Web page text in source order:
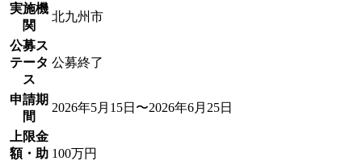
実施機
関
北九州市
公募ス
テータ
ス
公募終了
申請期
間
2026年5月15日〜2026年6月25日
上限金
額・助 100万円